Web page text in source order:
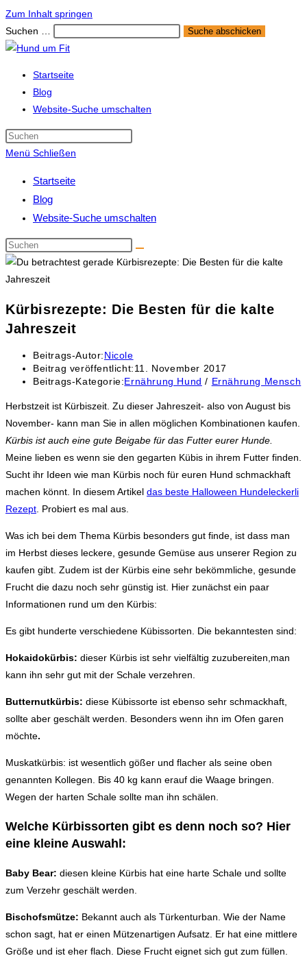
Zum Inhalt springen
Suchen …
Suche abschicken
Startseite
Blog
Website-Suche umschalten
Menü Schließen
Startseite
Blog
Website-Suche umschalten
Kürbisrezepte: Die Besten für die kalte
Jahreszeit
Beitrags-Autor:Nicole
Beitrag veröffentlicht:11. November 2017
Beitrags-Kategorie:Ernährung Hund / Ernährung Mensch
Herbstzeit ist Kürbiszeit. Zu dieser Jahreszeit- also von August bis
November- kann man Sie in allen möglichen Kombinationen kaufen.
Kürbis ist auch eine gute Beigabe für das Futter eurer Hunde.
Meine lieben es wenn sie den gegarten Kübis in ihrem Futter finden.
Sucht ihr Ideen wie man Kürbis noch für euren Hund schmackhaft
machen könnt. In diesem Artikel das beste Halloween Hundeleckerli
Rezept . Probiert es mal aus.
Was ich bei dem Thema Kürbis besonders gut finde, ist dass man
im Herbst dieses leckere, gesunde Gemüse aus unserer Region zu
kaufen gibt. Zudem ist der Kürbis eine sehr bekömmliche, gesunde
Frucht die dazu noch sehr günstig ist. Hier zunächst ein paar
Informationen rund um den Kürbis:
Es gibt hunderte verschiedene Kübissorten. Die bekanntesten sind:
Hokaidokürbis: dieser Kürbis ist sehr vielfältig zuzubereiten,man
kann ihn sehr gut mit der Schale verzehren.
Butternutkürbis: diese Kübissorte ist ebenso sehr schmackhaft,
sollte aber geschält werden. Besonders wenn ihn im Ofen garen
möchte.
Muskatkürbis: ist wesentlich gößer und flacher als seine oben
genannten Kollegen. Bis 40 kg kann erauf die Waage bringen.
Wegen der harten Schale sollte man ihn schälen.
Welche Kürbissorten gibt es denn noch so? Hier
eine kleine Auswahl:
Baby Bear: diesen kleine Kürbis hat eine harte Schale und sollte
zum Verzehr geschält werden.
Bischofsmütze: Bekannt auch als Türkenturban. Wie der Name
schon sagt, hat er einen Mützenartigen Aufsatz. Er hat eine mittlere
Größe und ist eher flach. Diese Frucht eignet sich gut zum füllen.